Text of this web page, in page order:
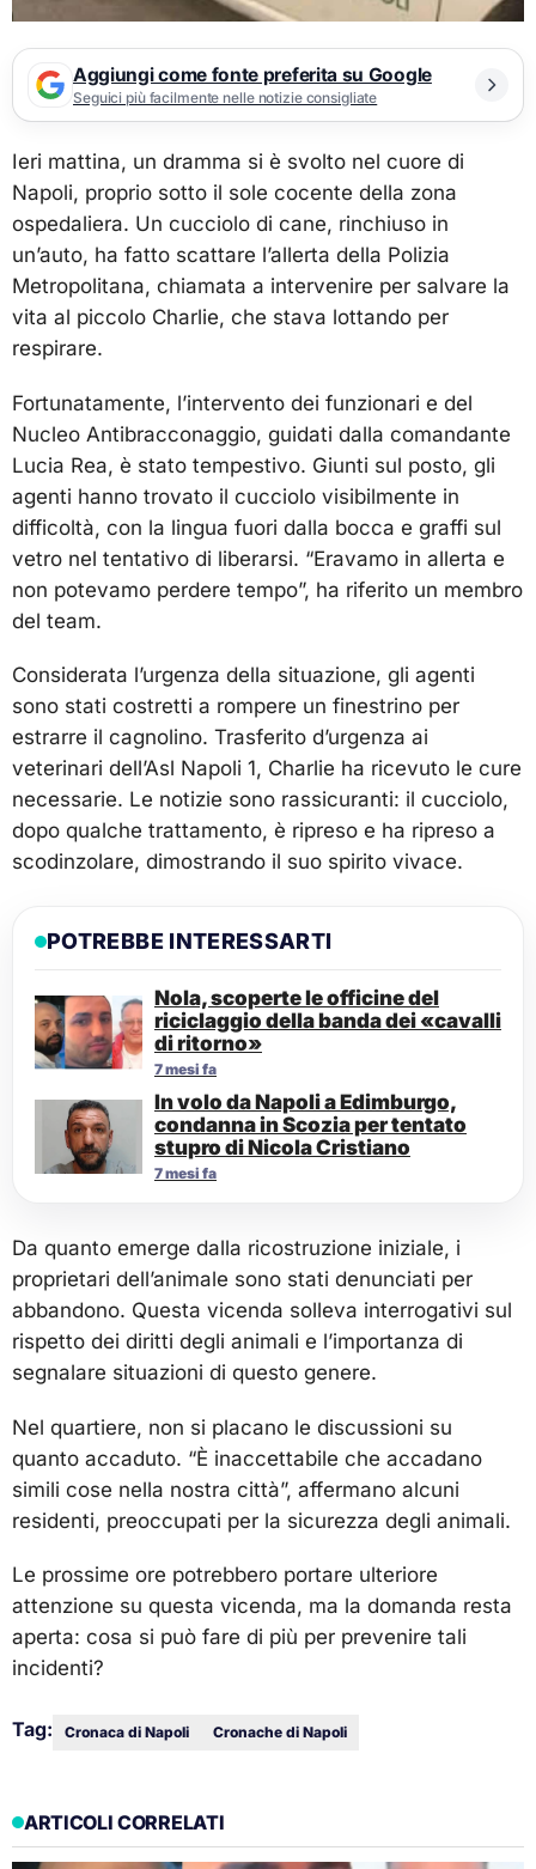
Aggiungi come fonte preferita su Google
Seguici più facilmente nelle notizie consigliate
Ieri mattina, un dramma si è svolto nel cuore di
Napoli, proprio sotto il sole cocente della zona
ospedaliera. Un cucciolo di cane, rinchiuso in
un’auto, ha fatto scattare l’allerta della Polizia
Metropolitana, chiamata a intervenire per salvare la
vita al piccolo Charlie, che stava lottando per
respirare.
Fortunatamente, l’intervento dei funzionari e del
Nucleo Antibracconaggio, guidati dalla comandante
Lucia Rea, è stato tempestivo. Giunti sul posto, gli
agenti hanno trovato il cucciolo visibilmente in
difficoltà, con la lingua fuori dalla bocca e graffi sul
vetro nel tentativo di liberarsi. “Eravamo in allerta e
non potevamo perdere tempo”, ha riferito un membro
del team.
Considerata l’urgenza della situazione, gli agenti
sono stati costretti a rompere un finestrino per
estrarre il cagnolino. Trasferito d’urgenza ai
veterinari dell’Asl Napoli 1, Charlie ha ricevuto le cure
necessarie. Le notizie sono rassicuranti: il cucciolo,
dopo qualche trattamento, è ripreso e ha ripreso a
scodinzolare, dimostrando il suo spirito vivace.
POTREBBE INTERESSARTI
Nola, scoperte le officine del
riciclaggio della banda dei «cavalli
di ritorno»
7 mesi fa
In volo da Napoli a Edimburgo,
condanna in Scozia per tentato
stupro di Nicola Cristiano
7 mesi fa
Da quanto emerge dalla ricostruzione iniziale, i
proprietari dell’animale sono stati denunciati per
abbandono. Questa vicenda solleva interrogativi sul
rispetto dei diritti degli animali e l’importanza di
segnalare situazioni di questo genere.
Nel quartiere, non si placano le discussioni su
quanto accaduto. “È inaccettabile che accadano
simili cose nella nostra città”, affermano alcuni
residenti, preoccupati per la sicurezza degli animali.
Le prossime ore potrebbero portare ulteriore
attenzione su questa vicenda, ma la domanda resta
aperta: cosa si può fare di più per prevenire tali
incidenti?
Tag: Cronaca di Napoli Cronache di Napoli
ARTICOLI CORRELATI